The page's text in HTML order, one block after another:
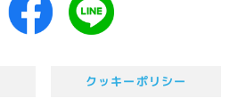
クッキーポリシー